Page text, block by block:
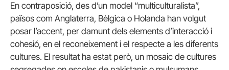
En contraposició, des d’un model “multiculturalista”,
països com Anglaterra, Bèlgica o Holanda han volgut
posar l’accent, per damunt dels elements d’interacció i
cohesió, en el reconeixement i el respecte a les diferents
cultures. El resultat ha estat però, un mosaic de cultures